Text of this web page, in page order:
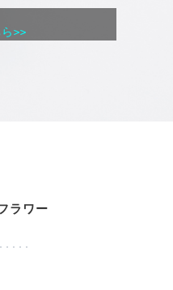
>>
ラワー